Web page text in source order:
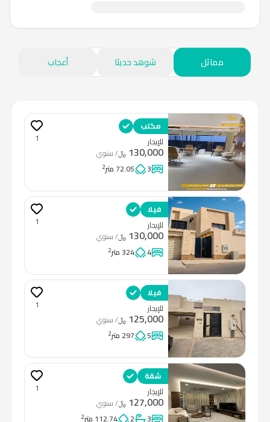
مماثل شوهد حديثا أعجاب
مكتب
للإيجار
130,000 ﷼/ سنوي
3
72.05 متر 2
1
فيلا
للإيجار
130,000 ﷼/ سنوي
4
324 متر 2
1
فيلا
للإيجار
125,000 ﷼/ سنوي
5
297 متر 2
1
شقة
للإيجار
127,000 ﷼/ سنوي
3
2 112.74 متر 2
1